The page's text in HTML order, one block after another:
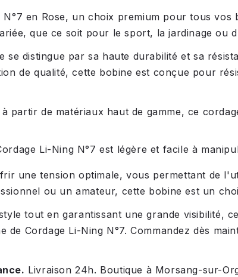
en Rose, un choix premium pour tous
que ce soit pour le sport, la jardinage ou
se distingue par sa haute durabilité et sa
de qualité, cette bobine est conçue pour
à partir de matériaux haut de gamme, ce
Li-Ning N°7 est légère et facile à
une tension optimale, vous permettant de
ou un amateur, cette bobine est un
tout en garantissant une grande visibilité,
de Cordage Li-Ning N°7. Commandez dès
Livraison 24h. Boutique à Morsang-sur-